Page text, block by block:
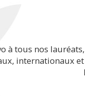
à tous nos
internationaux et